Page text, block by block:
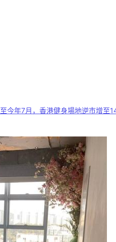
今年7月，香港健身場地逆市增至